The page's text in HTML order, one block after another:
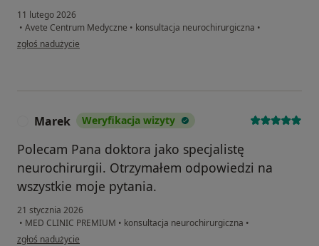
11 lutego 2026
• Avete Centrum Medyczne • konsultacja neurochirurgiczna •
w opinii użytkownika Marta
zgłoś nadużycie
Marek Weryfikacja wizyty
Polecam Pana doktora jako specjalistę
neurochirurgii. Otrzymałem odpowiedzi na
wszystkie moje pytania.
21 stycznia 2026
• MED CLINIC PREMIUM • konsultacja neurochirurgiczna •
w opinii użytkownika Marek
zgłoś nadużycie